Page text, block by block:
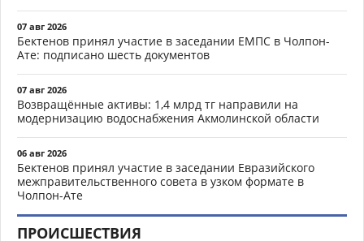
07 авг 2026
Бектенов принял участие в заседании ЕМПС в Чолпон-
Ате: подписано шесть документов
07 авг 2026
Возвращённые активы: 1,4 млрд тг направили на
модернизацию водоснабжения Акмолинской области
06 авг 2026
Бектенов принял участие в заседании Евразийского
межправительственного совета в узком формате в
Чолпон-Ате
ПРОИСШЕСТВИЯ